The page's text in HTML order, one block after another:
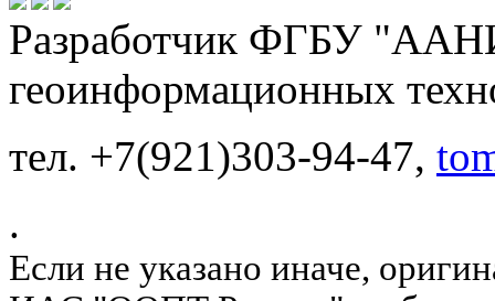
Разработчик ФГБУ
геоинформационных
тел. +7(921)303-94-47,
.
Если не указано иначе,